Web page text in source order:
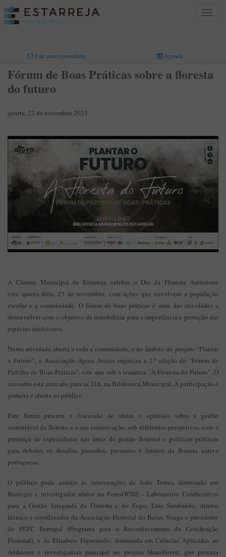
Toggle
Fale com a presidente Agenda
Fórum de Boas Práticas sobre a floresta
do futuro
quarta, 22 de novembro 2023
A Câmara Municipal de Estarreja celebra o Dia da Floresta Autóctone
esta quinta-feira, 23 de novembro, com ações que envolvem a população
escolar e a comunidade. O fórum de boas práticas é uma das atividades a
desenvolver com o objetivo de sensibilizar para a importância e proteção das
espécies autóctones.
Numa atividade aberta a toda a comunidade, e no âmbito do projeto “Plantar
o Futuro”, a Associação Agora Aveiro organiza a 2.ª edição do "Fórum de
Partilha de Boas-Práticas", este ano sob a temática "A Floresta do Futuro". O
encontro está marcado para as 21h, na Biblioteca Municipal. A participação é
gratuita e aberta ao público.
Este fórum procura a discussão de ideias e opiniões sobre a gestão
sustentável da floresta e a sua conservação, sob diferentes perspetivas, com a
presença de especialistas nas áreas de gestão florestal e políticas públicas
para debater os desafios passados, presentes e futuros da floresta nativa
portuguesa.
O público pode assistir às intervenções de João Torres, doutorado em
Biologia e investigador sénior na ForestWISE - Laboratório Colaborativo
para a Gestão Integrada da Floresta e do Fogo, Luís Sarabando, diretor
técnico e coordenador da Associação Florestal do Baixo Vouga e presidente
do PEFC Portugal (Programa para o Reconhecimento da Certificação
Florestal), e de Elisabete Figueiredo, doutorada em Ciências Aplicadas ao
Ambiente e investigadora principal no projeto ShareForest, que procura